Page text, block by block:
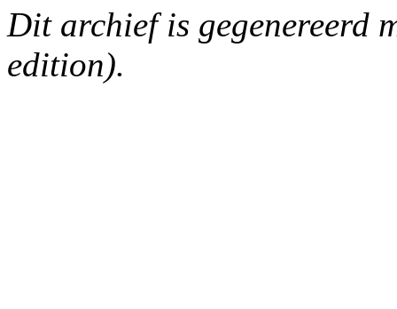
Dit archief is gegenereerd
edition).